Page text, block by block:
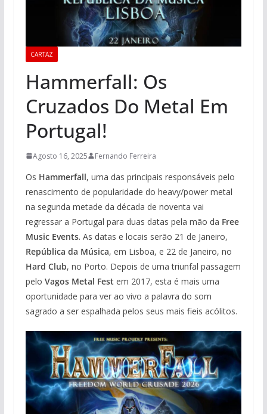
CARTAZ
Hammerfall: Os
Cruzados Do Metal Em
Portugal!
Agosto 16, 2025 Fernando Ferreira
Os Hammerfall, uma das principais responsáveis pelo
renascimento de popularidade do heavy/power metal
na segunda metade da década de noventa vai
regressar a Portugal para duas datas pela mão da Free
Music Events. As datas e locais serão 21 de Janeiro,
República da Música, em Lisboa, e 22 de Janeiro, no
Hard Club, no Porto. Depois de uma triunfal passagem
pelo Vagos Metal Fest em 2017, esta é mais uma
oportunidade para ver ao vivo a palavra do som
sagrado a ser espalhada pelos seus mais fieis acólitos.